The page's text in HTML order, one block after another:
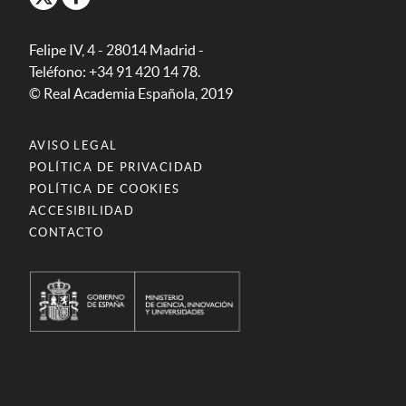
Felipe IV, 4 - 28014 Madrid -
Teléfono: +34 91 420 14 78.
© Real Academia Española, 2019
AVISO LEGAL
POLÍTICA DE PRIVACIDAD
POLÍTICA DE COOKIES
ACCESIBILIDAD
CONTACTO